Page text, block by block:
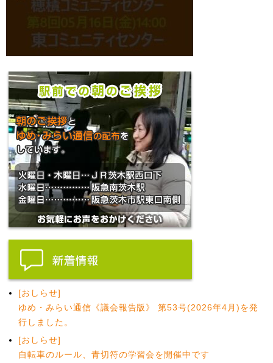
[おしらせ]
ゆめ・みらい通信《議会報告版》 第53号(2026年4月)を発
行しました。
[おしらせ]
自転車のルール、青切符の学習会を開催中です